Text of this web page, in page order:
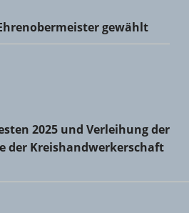
gewählt
gewählt
2025 und Verleihung der
Kreishandwerkerschaft Mainz-
2025 und Verleihung der
der Kreishandwerkerschaft